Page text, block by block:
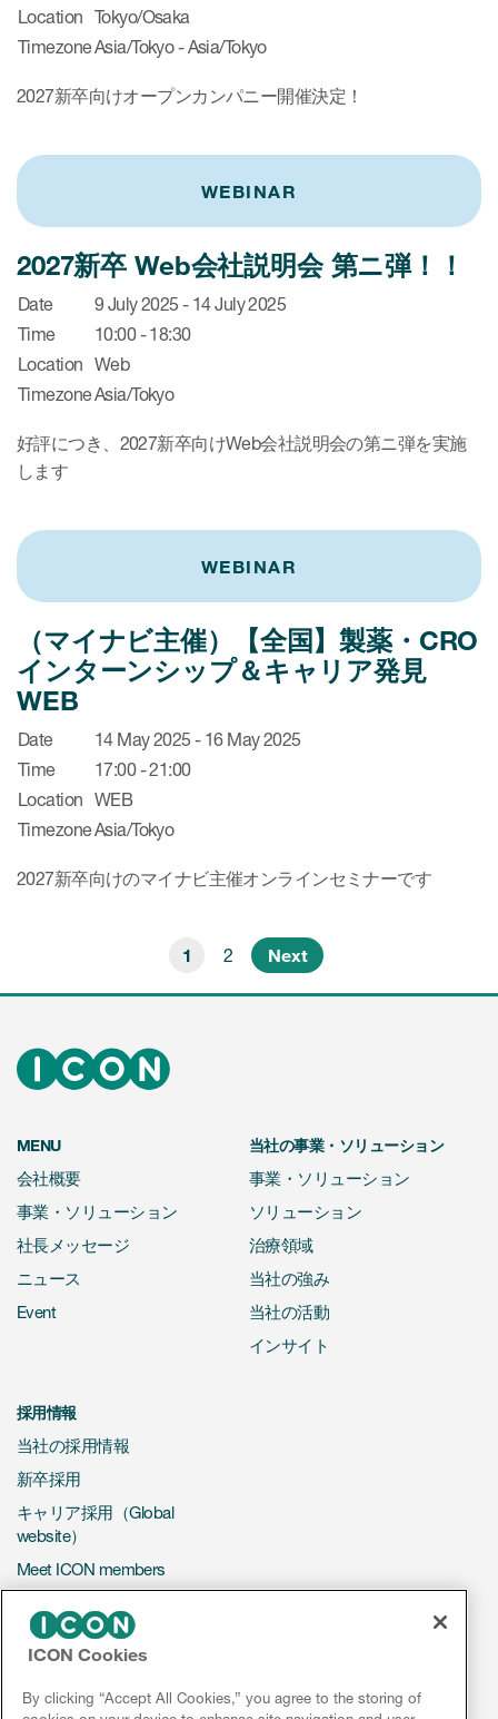
Location Tokyo/Osaka
TimezoneAsia/Tokyo - Asia/Tokyo
2027新卒向けオープンカンパニー開催決定！
WEBINAR
2027新卒 Web会社説明会 第ニ弾！！
Date
9 July 2025 - 14 July 2025
Time
10:00 - 18:30
Location Web
TimezoneAsia/Tokyo
好評につき、2027新卒向けWeb会社説明会の第ニ弾を実施
します
WEBINAR
（マイナビ主催）【全国】製薬・CRO
インターンシップ＆キャリア発見
WEB
Date
14 May 2025 - 16 May 2025
Time
17:00 - 21:00
Location WEB
TimezoneAsia/Tokyo
2027新卒向けのマイナビ主催オンラインセミナーです
1 2 Next
MENU
会社概要
事業・ソリューション
社長メッセージ
ニュース
Event
当社の事業・ソリューション
事業・ソリューション
ソリューション
治療領域
当社の強み
当社の活動
インサイト
採用情報
当社の採用情報
新卒採用
キャリア採用（Global
website）
Meet ICON members
CONTACT US
採用に関するお問い合わせ
ICON Cookies
By clicking “Accept All Cookies,” you agree to the storing of